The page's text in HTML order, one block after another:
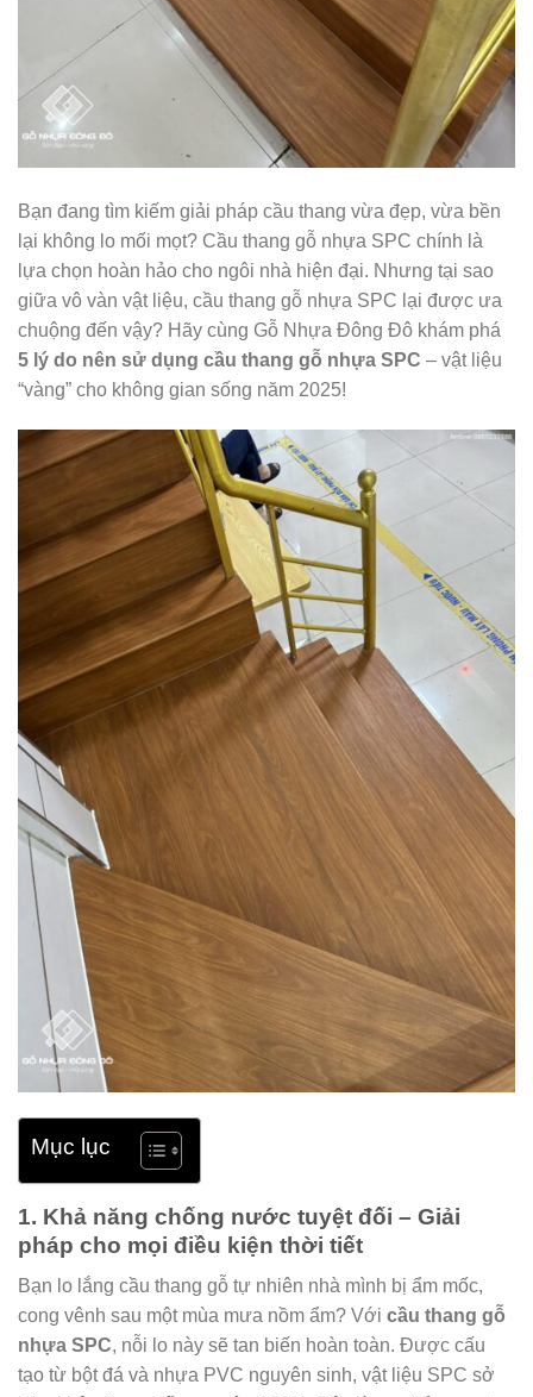
Bạn đang tìm kiếm giải pháp cầu thang vừa đẹp, vừa bền
lại không lo mối mọt? Cầu thang gỗ nhựa SPC chính là
lựa chọn hoàn hảo cho ngôi nhà hiện đại. Nhưng tại sao
giữa vô vàn vật liệu, cầu thang gỗ nhựa SPC lại được ưa
chuộng đến vậy? Hãy cùng Gỗ Nhựa Đông Đô khám phá
5 lý do nên sử dụng cầu thang gỗ nhựa SPC – vật liệu
“vàng” cho không gian sống năm 2025!
Mục lục
1. Khả năng chống nước tuyệt đối – Giải
pháp cho mọi điều kiện thời tiết
Bạn lo lắng cầu thang gỗ tự nhiên nhà mình bị ẩm mốc,
cong vênh sau một mùa mưa nồm ẩm? Với cầu thang gỗ
nhựa SPC, nỗi lo này sẽ tan biến hoàn toàn. Được cấu
tạo từ bột đá và nhựa PVC nguyên sinh, vật liệu SPC sở